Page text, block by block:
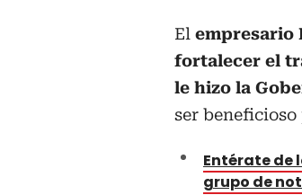
El empresario
fortalecer el
le hizo la
ser
Entérate de
grupo de